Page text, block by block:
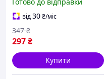
світлозвукова
сигналізація для
охоронних систем
від30₴/міс
297₴
347 ₴
Купити